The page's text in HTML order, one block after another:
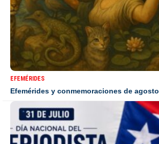
EFEMÉRIDES
Efemérides y conmemoraciones de agosto